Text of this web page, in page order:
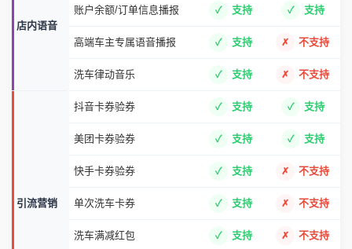
店内语音
账户余额/订单信息播报 支持 支持
高端车主专属语音播报 支持 不支持
洗车律动音乐 支持 不支持
引流营销
抖音卡券验券 支持 支持
美团卡券验券 支持 支持
快手卡券验券 支持 不支持
单次洗车卡券 支持 不支持
洗车满减红包 支持 不支持